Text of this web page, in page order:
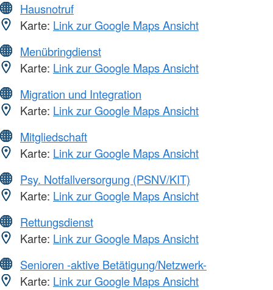
Hausnotruf
Karte: Link zur Google Maps Ansicht
Menübringdienst
Karte: Link zur Google Maps Ansicht
Migration und Integration
Karte: Link zur Google Maps Ansicht
Mitgliedschaft
Karte: Link zur Google Maps Ansicht
Psy. Notfallversorgung (PSNV/KIT)
Karte: Link zur Google Maps Ansicht
Rettungsdienst
Karte: Link zur Google Maps Ansicht
Senioren -aktive Betätigung/Netzwerk-
Karte: Link zur Google Maps Ansicht